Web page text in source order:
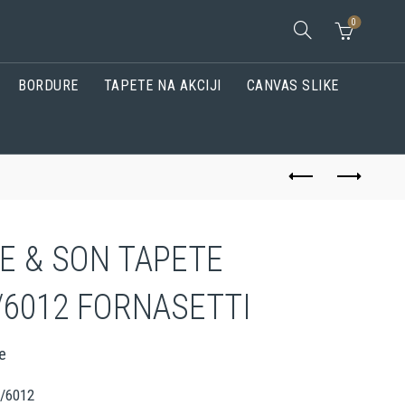
0
BORDURE TAPETE NA AKCIJI CANVAS SLIKE
& SON TAPETE
FORNASETTI
6012